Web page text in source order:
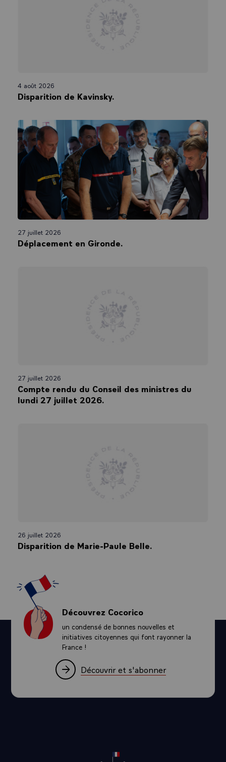
4 août 2026
Disparition de Kavinsky.
27 juillet 2026
Déplacement en Gironde.
27 juillet 2026
Compte rendu du Conseil des ministres du
lundi 27 juillet 2026.
26 juillet 2026
Disparition de Marie-Paule Belle.
Découvrez Cocorico
un condensé de bonnes nouvelles et
initiatives citoyennes qui font rayonner la
France !
Découvrir et s'abonner